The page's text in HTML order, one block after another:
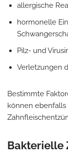
allergische
hormonelle
Pilz- und
Verletzungen
Bestimmte
können
Bakterielle